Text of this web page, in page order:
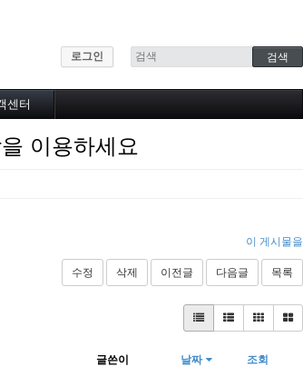
로그인
센터
인상담이용하세요
이 게시물을
수정 삭제 이전글 다음글 목록
글쓴이 날짜 조회